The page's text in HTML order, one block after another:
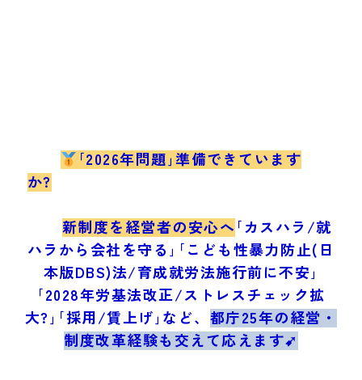
｢2026年問題｣準備できています
か?
新制度を経営者の安心へ ｢カスハラ/就
ハラから会社を守る｣｢こども性暴力防止(日
本版DBS)法/育成就労法施行前に不安｣
｢2028年労基法改正/ストレスチェック拡
大?｣｢採用/賃上げ｣など、 都庁25年の経営・
制度改革経験も交えて応えます➹